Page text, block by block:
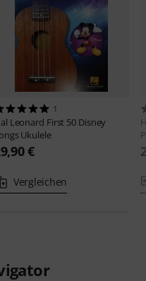
1
Leonard First 50 Disney
Ukulele
€
Vergleichen